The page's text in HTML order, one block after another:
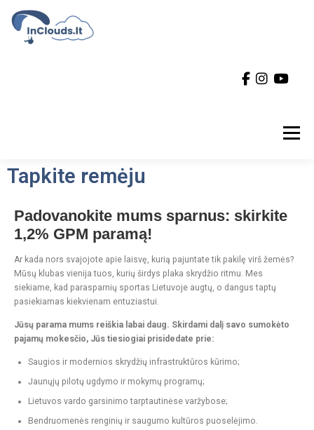
Meniu
KAS MES? KONTAKTAI
SKRYDŽIAI GALERIJA
TAPKITE REMĖJU
Tapkite remėju
Padovanokite mums sparnus: skirkite
1,2% GPM paramą!
Ar kada nors svajojote apie laisvę, kurią pajuntate tik pakilę virš žemės?
Mūsų klubas vienija tuos, kurių širdys plaka skrydžio ritmu. Mes
siekiame, kad parasparnių sportas Lietuvoje augtų, o dangus taptų
pasiekiamas kiekvienam entuziastui.
Jūsų parama mums reiškia labai daug. Skirdami dalį savo sumokėto
pajamų mokesčio, Jūs tiesiogiai prisidedate prie:
Saugios ir modernios skrydžių infrastruktūros kūrimo;
Jaunųjų pilotų ugdymo ir mokymų programų;
Lietuvos vardo garsinimo tarptautinėse varžybose;
Bendruomenės renginių ir saugumo kultūros puoselėjimo.